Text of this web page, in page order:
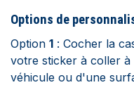
Options de
Option 1 : Cocher la
votre sticker à coller
véhicule ou d'une